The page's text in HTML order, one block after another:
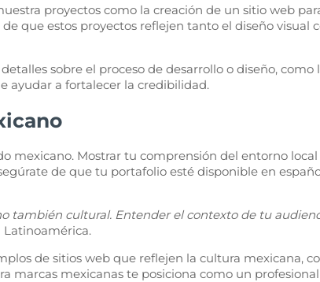
proyectos como la creación de un sitio web
que estos proyectos reflejen tanto el diseño visual
sobre el proceso de desarrollo o diseño,
ayudar a fortalecer la credibilidad.
mexicano. Mostrar tu comprensión del entorno
de que tu portafolio esté disponible en
también cultural. Entender el contexto de tu
Latinoamérica.
de sitios web que reflejen la cultura mexicana,
marcas mexicanas te posiciona como un